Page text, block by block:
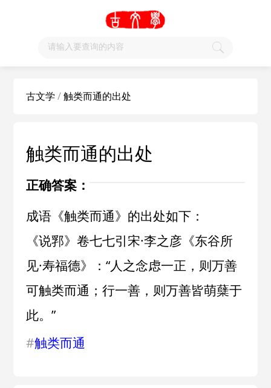
古文学 /触类而通的出处
触类而通的出处
正确答案：
成语《触类而通》的出处如下：
《说郛》卷七七引宋·李之彦《东谷所
见·寿福德》：“人之念虑一正，则万善
可触类而通；行一善，则万善皆萌蘖于
此。”
#触类而通